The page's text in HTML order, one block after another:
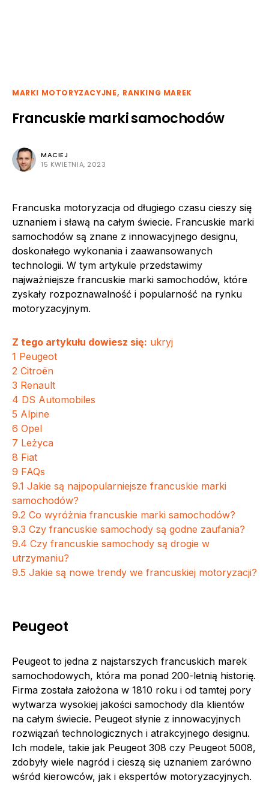
MARKI MOTORYZACYJNE RANKING MAREK
Francuskie marki samochodów
MACIEJ
15 KWIETNIA, 2023
Francuska motoryzacja od długiego czasu cieszy się
uznaniem i sławą na całym świecie. Francuskie marki
samochodów są znane z innowacyjnego designu,
doskonałego wykonania i zaawansowanych
technologii. W tym artykule przedstawimy
najważniejsze francuskie marki samochodów, które
zyskały rozpoznawalność i popularność na rynku
motoryzacyjnym.
Z tego artykułu dowiesz się: ukryj
1 Peugeot
2 Citroën
3 Renault
4 DS Automobiles
5 Alpine
6 Opel
7 Leżyca
8 Fiat
9 FAQs
9.1 Jakie są najpopularniejsze francuskie marki
samochodów?
9.2 Co wyróżnia francuskie marki samochodów?
9.3 Czy francuskie samochody są godne zaufania?
9.4 Czy francuskie samochody są drogie w
utrzymaniu?
9.5 Jakie są nowe trendy we francuskiej motoryzacji?
Peugeot
Peugeot to jedna z najstarszych francuskich marek
samochodowych, która ma ponad 200-letnią historię.
Firma została założona w 1810 roku i od tamtej pory
wytwarza wysokiej jakości samochody dla klientów
na całym świecie. Peugeot słynie z innowacyjnych
rozwiązań technologicznych i atrakcyjnego designu.
Ich modele, takie jak Peugeot 308 czy Peugeot 5008,
zdobyły wiele nagród i cieszą się uznaniem zarówno
wśród kierowców, jak i ekspertów motoryzacyjnych.